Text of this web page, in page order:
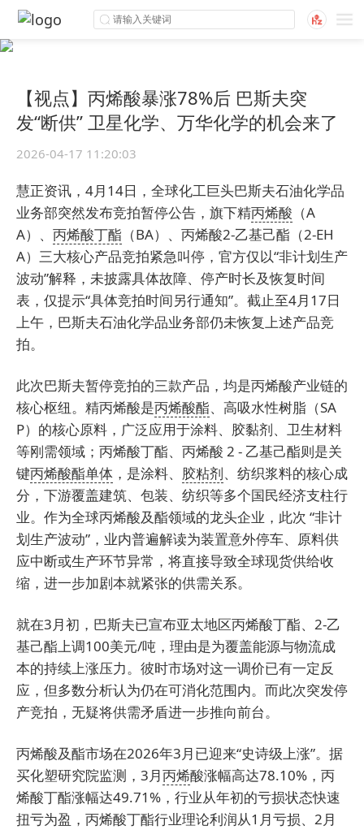
【视点】丙烯酸暴涨78%后 巴斯夫突
发“断供” 卫星化学、万华化学的机会来了
2026-04-17 11:20:03
慧正资讯，4月14日，全球化工巨头巴斯夫石油化学品
业务部突然发布竞拍暂停公告，旗下精丙烯酸 （A
A）、 丙烯酸丁酯 （BA）、丙烯酸2-乙基己酯（2-EH
A）三大核心产品竞拍紧急叫停，官方仅以“非计划生产
波动”解释，未披露具体故障、停产时长及恢复时间
表，仅提示“具体竞拍时间另行通知”。截止至4月17日
上午，巴斯夫石油化学品业务部仍未恢复上述产品竞
拍。
此次巴斯夫暂停竞拍的三款产品，均是丙烯酸产业链的
核心枢纽。精丙烯酸是丙烯酸酯、高吸水性树脂（SA
P）的核心原料，广泛应用于涂料、胶黏剂、卫生材料
等刚需领域；丙烯酸丁酯、丙烯酸 2 - 乙基己酯则是关
键丙烯酸酯单体 ，是涂料、 胶粘剂、纺织浆料的核心成
分，下游覆盖建筑、包装、纺织等多个国民经济支柱行
业。作为全球丙烯酸及酯领域的龙头企业，此次 “非计
划生产波动”，业内普遍解读为装置意外停车、原料供
应中断或生产环节异常，将直接导致全球现货供给收
缩，进一步加剧本就紧张的供需关系。
就在3月初，巴斯夫已宣布亚太地区丙烯酸丁酯、2-乙
基己酯上调100美元/吨，理由是为覆盖能源与物流成
本的持续上涨压力。彼时市场对这一调价已有一定反
应，但多数分析认为仍在可消化范围内。而此次突发停
产竞拍，无疑将供需矛盾进一步推向前台。
丙烯酸及酯市场在2026年3月已迎来“史诗级上涨”。据
买化塑研究院监测，3月丙烯酸涨幅高达78.10%，丙
烯酸丁酯涨幅达49.71%，行业从年初的亏损状态快速
扭亏为盈，丙烯酸丁酯行业理论利润从1月亏损、2月